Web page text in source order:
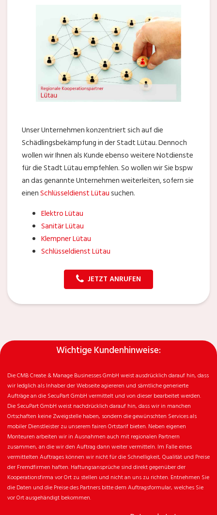
Unser Unternehmen konzentriert sich auf die
Schädlingsbekämpfung in der Stadt Lütau. Dennoch
wollen wir Ihnen als Kunde ebenso weitere Notdienste
für die Stadt Lütau empfehlen. So wollen wir Sie bspw
an das genannte Unternehmen weiterleiten, sofern sie
einenSchlüsseldienst Lütausuchen.
Elektro Lütau
Sanitär Lütau
Klempner Lütau
Schlüsseldienst Lütau
JETZT ANRUFEN
Wichtige Kundenhinweise:
Die CMB Create & Manage Businesses GmbH weist ausdrücklich darauf hin, dass
wir ledglich als Inhaber der Webseite agiereren und sämtliche generierte
Aufträge an die SecuPart GmbH vermittelt und von dieser bearbeitet werden.
Die SecuPart GmbH weist nachdrücklich darauf hin, dass wir in manchen
Ortschaften keine Zweigstelle haben, sondern die gewünschten Services als
mobiler Dienstleister zu unserem fairen Ortstarif bieten. Neben eigenen
Monteuren arbeiten wir in Ausnahmen auch mit regionalen Partnern
zusammen, an die wir den Auftrag dann weiter vermitteln. Im Falle eines
vermittelten Auftrages können wir nicht für die Schnelligkeit, Qualität und Preise
der Fremdfirmen haften. Haftungsansprüche sind direkt gegenüber der
Kooperationsfirma vor Ort zu stellen und nicht an uns zu richten. Entnehmen Sie
die Daten und die Preise des Partners bitte dem Auftragsformular, welches Sie
vor Ort ausgehändigt bekommen.